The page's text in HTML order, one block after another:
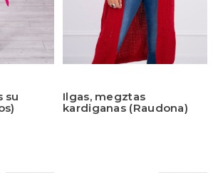
su
Ilgas, megztas
kardiganas (Raudona)